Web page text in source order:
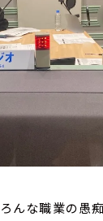
んな職業の愚